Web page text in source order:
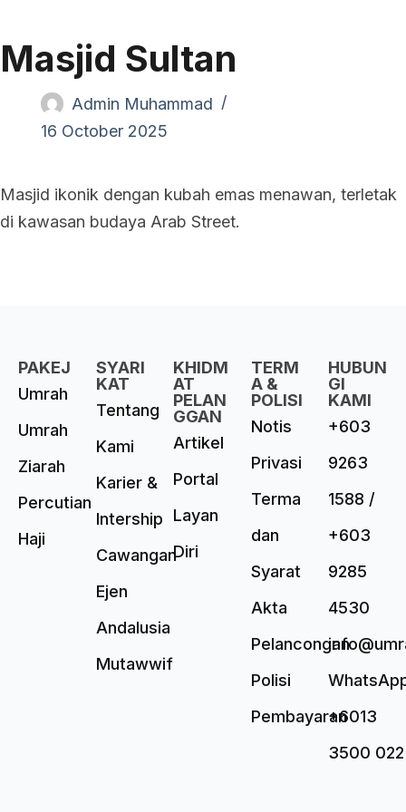
Masjid Sultan
Admin Muhammad
16 October 2025
Masjid ikonik dengan kubah emas menawan, terletak
di kawasan budaya Arab Street.
PAKEJ
Umrah
Umrah
Ziarah
Percutian
Haji
SYARI
KAT
Tentang
Kami
Karier &
Intership
Cawangan
Ejen
Andalusia
Mutawwif
KHIDM
AT
PELAN
GGAN
Artikel
Portal
Layan
Diri
TERM
A &
POLISI
Notis
Privasi
Terma
dan
Syarat
Akta
Pelancongan
Polisi
Pembayaran
HUBUN
GI
KAMI
+603
9263
1588 /
+603
9285
4530
+6013
3500 022